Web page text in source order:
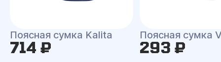
Поясная сумка Kalita
714 ₽
Поясная сумка
293 ₽